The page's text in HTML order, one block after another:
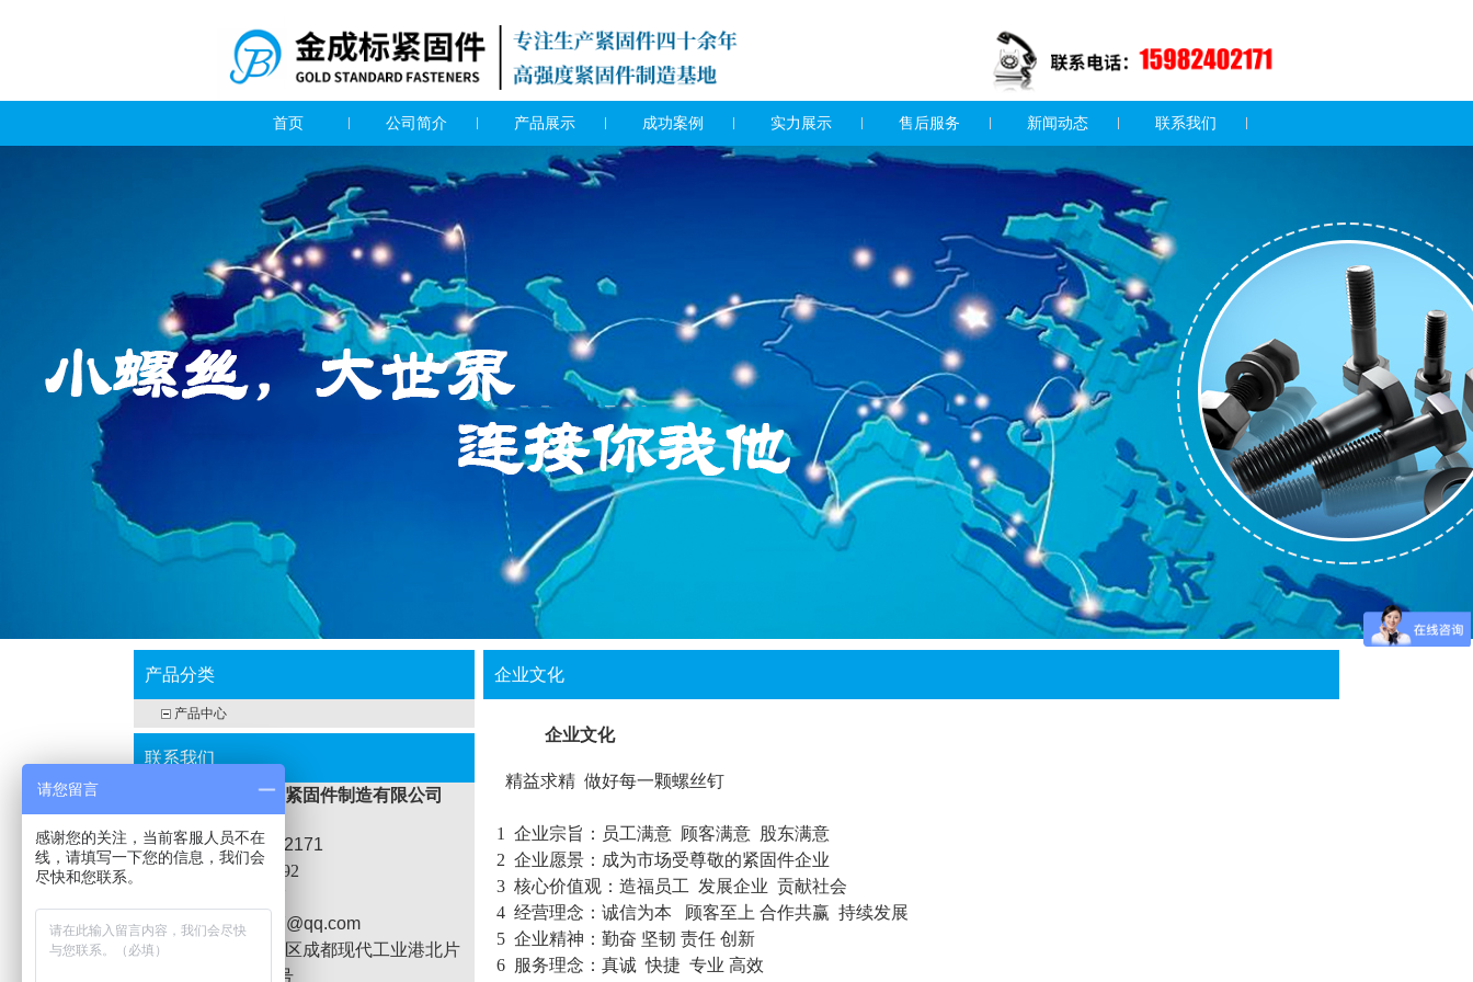
首页 公司简介 产品展示 成功案例 实力展示 售后服务 新闻动态 联系我们
产品分类
产品中心
联系我们
成都金成标高强度紧固件制造有限公司
田先生：15982402171
座机：028-87980392
邮箱：476148997@qq.com
地址：
成都市郫都区成都现代工业港北片
区港东北二路610号
企业文化
企业文化
精益求精 做好每一颗螺丝钉
1 企业宗旨：员工满意 顾客满意 股东满意
2 企业愿景：成为市场受尊敬的紧固件企业
3 核心价值观：造福员工 发展企业 贡献社会
4 经营理念：诚信为本 顾客至上 合作共赢 持续发展
5 企业精神：勤奋 坚韧 责任 创新
6 服务理念：真诚 快捷 专业 高效
请您留言
感谢您的关注，当前客服人员不在
线，请填写一下您的信息，我们会
尽快和您联系。